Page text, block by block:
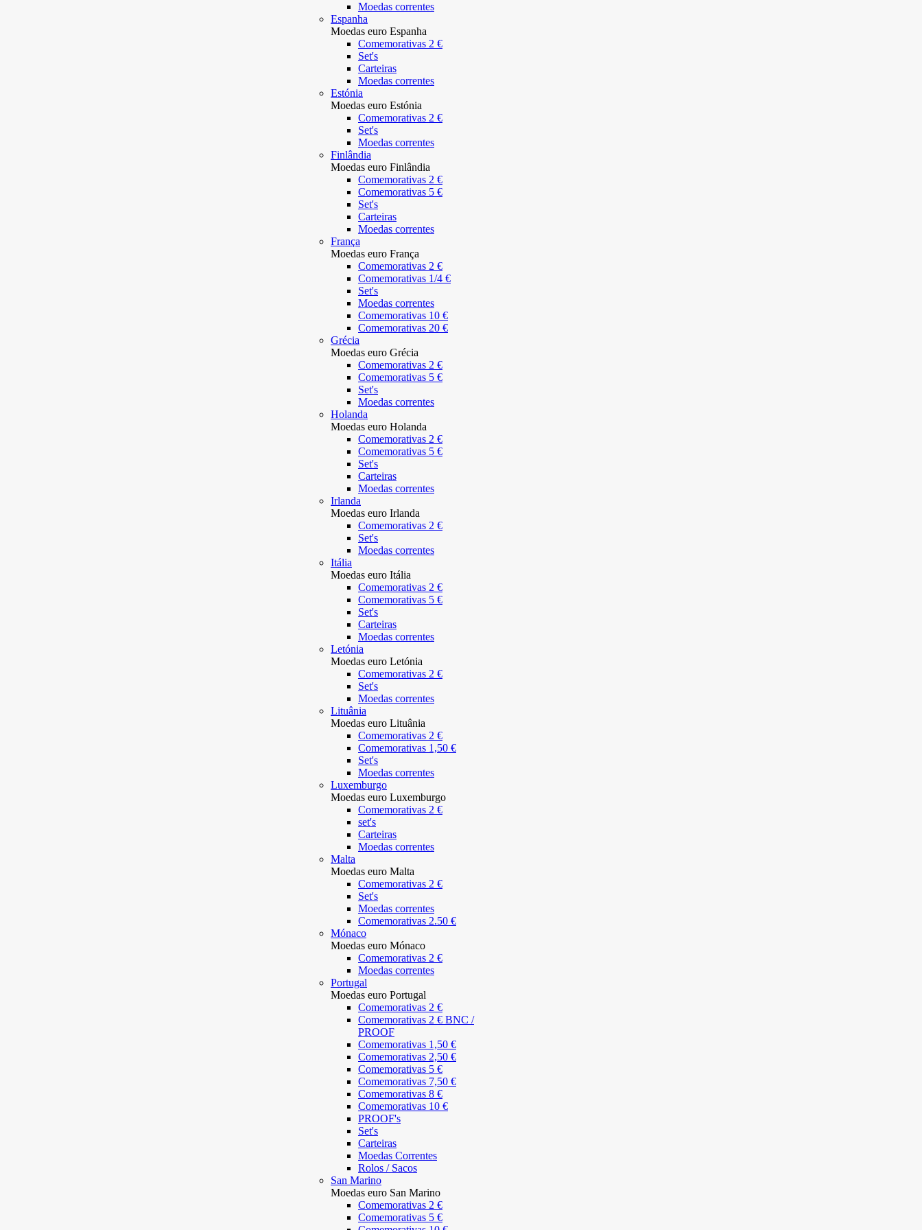
Moedas correntes
Espanha
Moedas euro Espanha
Comemorativas 2 €
Set's
Carteiras
Moedas correntes
Estónia
Moedas euro Estónia
Comemorativas 2 €
Set's
Moedas correntes
Finlândia
Moedas euro Finlândia
Comemorativas 2 €
Comemorativas 5 €
Set's
Carteiras
Moedas correntes
França
Moedas euro França
Comemorativas 2 €
Comemorativas 1/4 €
Set's
Moedas correntes
Comemorativas 10 €
Comemorativas 20 €
Grécia
Moedas euro Grécia
Comemorativas 2 €
Comemorativas 5 €
Set's
Moedas correntes
Holanda
Moedas euro Holanda
Comemorativas 2 €
Comemorativas 5 €
Set's
Carteiras
Moedas correntes
Irlanda
Moedas euro Irlanda
Comemorativas 2 €
Set's
Moedas correntes
Itália
Moedas euro Itália
Comemorativas 2 €
Comemorativas 5 €
Set's
Carteiras
Moedas correntes
Letónia
Moedas euro Letónia
Comemorativas 2 €
Set's
Moedas correntes
Lituânia
Moedas euro Lituânia
Comemorativas 2 €
Comemorativas 1,50 €
Set's
Moedas correntes
Luxemburgo
Moedas euro Luxemburgo
Comemorativas 2 €
set's
Carteiras
Moedas correntes
Malta
Moedas euro Malta
Comemorativas 2 €
Set's
Moedas correntes
Comemorativas 2.50 €
Mónaco
Moedas euro Mónaco
Comemorativas 2 €
Moedas correntes
Portugal
Moedas euro Portugal
Comemorativas 2 €
Comemorativas 2 € BNC /
PROOF
Comemorativas 1,50 €
Comemorativas 2,50 €
Comemorativas 5 €
Comemorativas 7,50 €
Comemorativas 8 €
Comemorativas 10 €
PROOF's
Set's
Carteiras
Moedas Correntes
Rolos / Sacos
San Marino
Moedas euro San Marino
Comemorativas 2 €
Comemorativas 5 €